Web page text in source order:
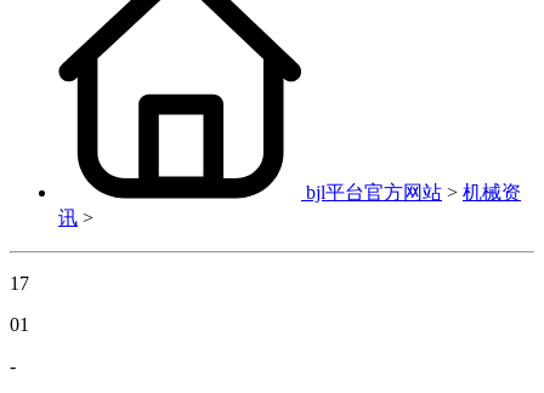
bjl平台官方网站 > 机械资
讯 >
17
01
-